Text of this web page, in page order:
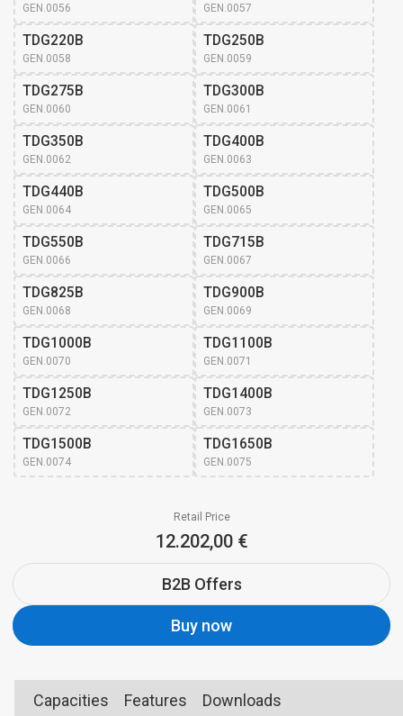
GEN.0056 GEN.0057
TDG220B
GEN.0058
TDG250B
GEN.0059
TDG275B
GEN.0060
TDG300B
GEN.0061
TDG350B
GEN.0062
TDG400B
GEN.0063
TDG440B
GEN.0064
TDG500B
GEN.0065
TDG550B
GEN.0066
TDG715B
GEN.0067
TDG825B
GEN.0068
TDG900B
GEN.0069
TDG1000B
GEN.0070
TDG1100B
GEN.0071
TDG1250B
GEN.0072
TDG1400B
GEN.0073
TDG1500B
GEN.0074
TDG1650B
GEN.0075
Retail Price
12.202,00 €
B2B Offers
Buy now
Capacities Features Downloads